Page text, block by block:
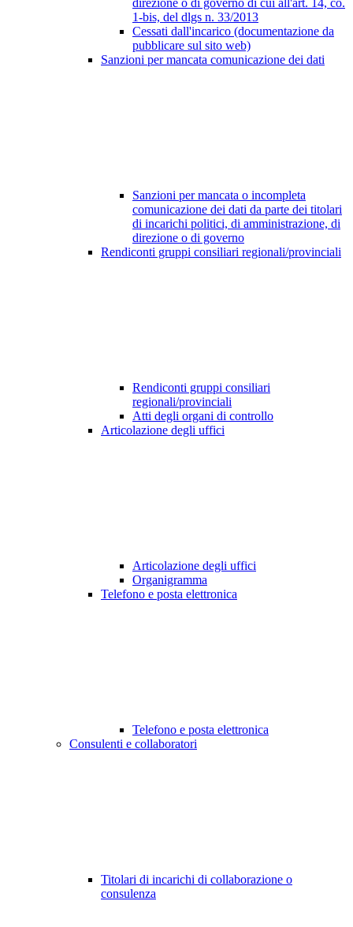
direzione o di governo di cui all'art. 14, co.
1-bis, del dlgs n. 33/2013
Cessati dall'incarico (documentazione da
pubblicare sul sito web)
Sanzioni per mancata comunicazione dei dati
Sanzioni per mancata o incompleta
comunicazione dei dati da parte dei titolari
di incarichi politici, di amministrazione, di
direzione o di governo
Rendiconti gruppi consiliari regionali/provinciali
Rendiconti gruppi consiliari
regionali/provinciali
Atti degli organi di controllo
Articolazione degli uffici
Articolazione degli uffici
Organigramma
Telefono e posta elettronica
Telefono e posta elettronica
Consulenti e collaboratori
Titolari di incarichi di collaborazione o
consulenza